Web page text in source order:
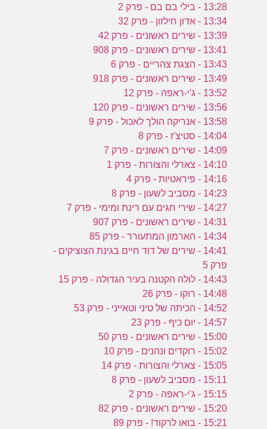
13:28 - בילי בם בם - פרק 2
13:34 - אדון חילזון - פרק 32
13:39 - שירים ראשונים - פרק 42
13:41 - שירים ראשונים - פרק 908
13:43 - הצגת צהריים - פרק 6
13:49 - שירים ראשונים - פרק 918
13:52 - ג'י-ראפה - פרק 12
13:56 - שירים ראשונים - פרק 120
13:58 - אנריקה הולך לאכול - פרק 9
14:04 - סטיצ'ז - פרק 8
14:09 - שירים ראשונים - פרק 7
14:10 - צארלי והצורות - פרק 1
14:16 - פיראטיות - פרק 4
14:23 - מסביב לשעון - פרק 8
14:27 - שירי חגים עם רינת ומימי - פרק 7
14:31 - שירים ראשונים - פרק 907
14:34 - הארמון המתעורר - פרק 85
14:41 - שירים של דוד חיים בגינת הצוציקים -
פרק 5
14:43 - לולה הקטנה בעיר הגדולה - פרק 15
14:48 - רוקו - פרק 26
14:52 - הכיתה של טיני וטאייני - פרק 53
14:57 - יום כיף - פרק 23
15:00 - שירים ראשונים - פרק 50
15:02 - רוקדים ונהנים - פרק 10
15:05 - צארלי והצורות - פרק 14
15:11 - מסביב לשעון - פרק 8
15:15 - ג'י-ראפה - פרק 2
15:20 - שירים ראשונים - פרק 82
15:21 - בואו לרקוד! - פרק 89